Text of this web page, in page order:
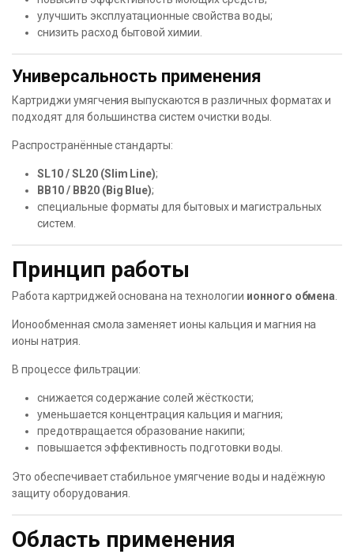
улучшить эксплуатационные свойства воды;
снизить расход бытовой химии.
Универсальность применения
Картриджи умягчения выпускаются в различных форматах и
подходят для большинства систем очистки воды.
Распространённые стандарты:
SL10 / SL20 (Slim Line);
BB10 / BB20 (Big Blue);
специальные форматы для бытовых и магистральных
систем.
Принцип работы
Работа картриджей основана на технологии ионного обмена
Ионообменная смола заменяет ионы кальция и магния на
ионы натрия.
В процессе фильтрации:
снижается содержание солей жёсткости;
уменьшается концентрация кальция и магния;
предотвращается образование накипи;
повышается эффективность подготовки воды.
Это обеспечивает стабильное умягчение воды и надёжную
защиту оборудования.
Область применения